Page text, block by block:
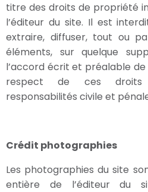
titre des droits de propriété
l’éditeur du site. Il est
extraire, diffuser, tout ou
éléments, sur quelque
l’accord écrit et préalable de
respect de ces
responsabilités civile et
Crédit photographies
Les photographies du site
entière de l’éditeur du